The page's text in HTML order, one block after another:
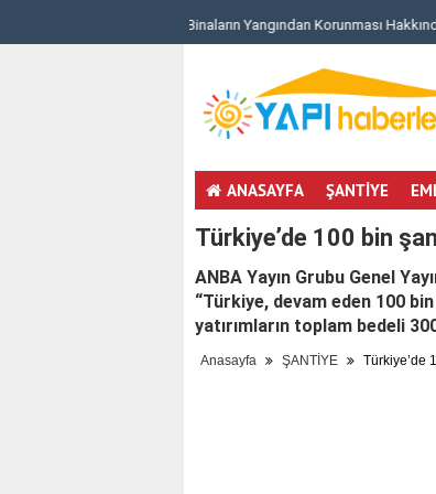
Dekar Zekeriyaköy Proje Detayları
ANASAYFA ŞANTİYE
Türkiye’de 100 bin
ANBA Yayın Grubu Genel
“Türkiye, devam eden 100
yatırımların toplam bedeli
Anasayfa ŞANTİYE Türkiye’de